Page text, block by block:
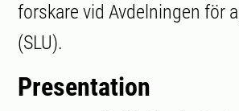
forskare vid Avdelningen för
(SLU).
Presentation